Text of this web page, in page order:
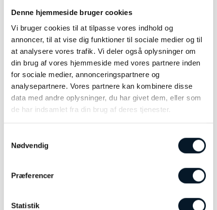
Denne hjemmeside bruger cookies
Vi bruger cookies til at tilpasse vores indhold og
annoncer, til at vise dig funktioner til sociale medier og til
at analysere vores trafik. Vi deler også oplysninger om
din brug af vores hjemmeside med vores partnere inden
for sociale medier, annonceringspartnere og
analysepartnere. Vores partnere kan kombinere disse
data med andre oplysninger, du har givet dem, eller som
de har indsamlet fra din brug af deres tjenester.
Nødvendig
Præferencer
Statistik
V241830
kr. 4.400,00
TILFØJ TIL KURV
V241791
kr.6.600,00
TILFØJ TIL KURV
Victorinox Maverick –
Victorinox Maverick –